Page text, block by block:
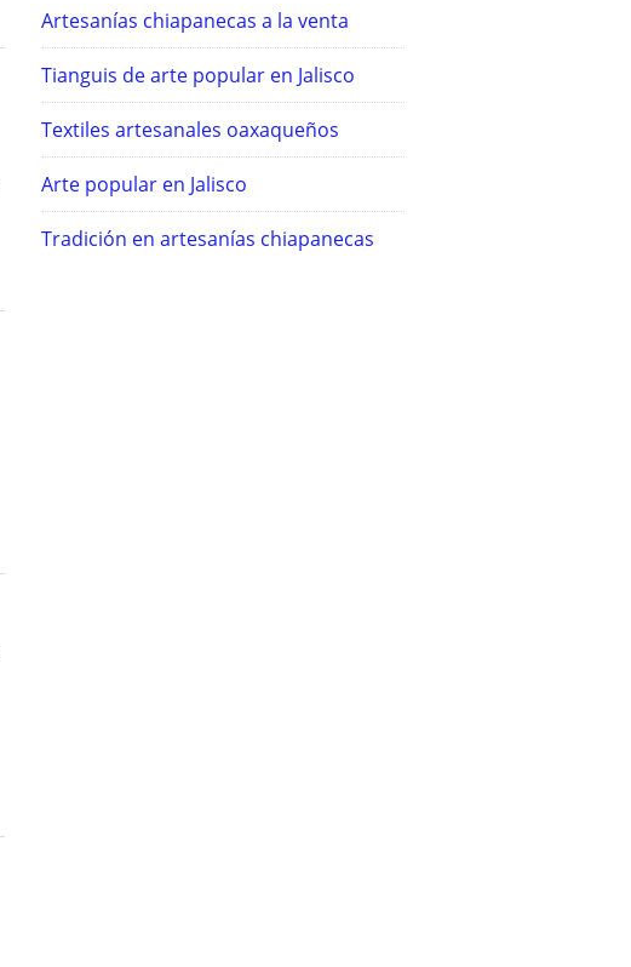
Artesanías chiapanecas a la venta
Tianguis de arte popular en Jalisco
Textiles artesanales oaxaqueños
Arte popular en Jalisco
Tradición en artesanías chiapanecas